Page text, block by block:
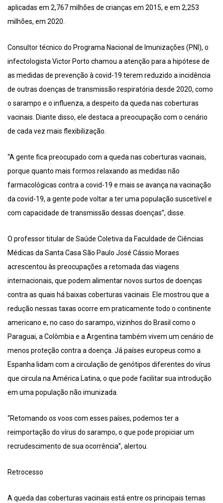
aplicadas em 2,767 milhões de crianças em 2015, e em 2,253
milhões, em 2020.
Consultor técnico do Programa Nacional de Imunizações (PNI), o
infectologista Victor Porto chamou a atenção para a hipótese de
as medidas de prevenção à covid-19 terem reduzido a incidência
de outras doenças de transmissão respiratória desde 2020, como
o sarampo e o influenza, a despeito da queda nas coberturas
vacinais. Diante disso, ele destaca a preocupação com o cenário
de cada vez mais flexibilização.
“A gente fica preocupado com a queda nas coberturas vacinais,
porque quanto mais formos relaxando as medidas não
farmacológicas contra a covid-19 e mais se avança na vacinação
da covid-19, a gente pode voltar a ter uma população suscetível e
com capacidade de transmissão dessas doenças”, disse.
O professor titular de Saúde Coletiva da Faculdade de Ciências
Médicas da Santa Casa São Paulo José Cássio Moraes
acrescentou às preocupações a retomada das viagens
internacionais, que podem alimentar novos surtos de doenças
contra as quais há baixas coberturas vacinais. Ele mostrou que a
redução nessas taxas ocorre em praticamente todo o continente
americano e, no caso do sarampo, vizinhos do Brasil como o
Paraguai, a Colômbia e a Argentina também vivem um cenário de
menos proteção contra a doença. Já países europeus como a
Espanha lidam com a circulação de genótipos diferentes do vírus
que circula na América Latina, o que pode facilitar sua introdução
em uma população não imunizada.
“Retomando os voos com esses países, podemos ter a
reimportação do vírus do sarampo, o que pode propiciar um
recrudescimento de sua ocorrência”, alertou.
Retrocesso
A queda das coberturas vacinais está entre os principais temas